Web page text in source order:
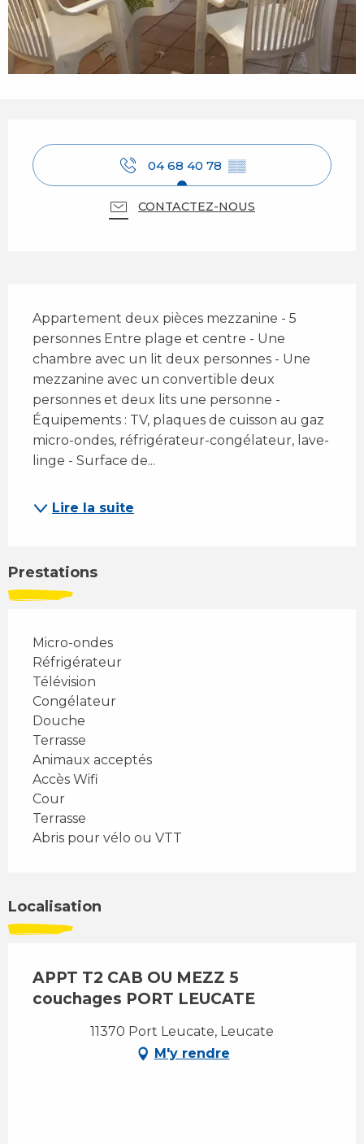
04 68 40 78 ▒▒
CONTACTEZ-NOUS
Appartement deux pièces mezzanine - 5
personnes Entre plage et centre - Une
chambre avec un lit deux personnes - Une
mezzanine avec un convertible deux
personnes et deux lits une personne -
Équipements : TV, plaques de cuisson au gaz
micro-ondes, réfrigérateur-congélateur, lave-
linge - Surface de...
Lire la suite
Prestations
Micro-ondes
Réfrigérateur
Télévision
Congélateur
Douche
Terrasse
Animaux acceptés
Accès Wifi
Cour
Terrasse
Abris pour vélo ou VTT
Localisation
APPT T2 CAB OU MEZZ 5
couchages PORT LEUCATE
11370 Port Leucate, Leucate
M'y rendre